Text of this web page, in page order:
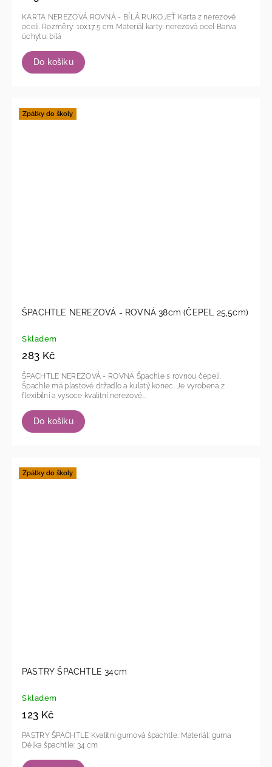
Do košíku
KARTA NEREZOVÁ ROVNÁ - BÍLÁ RUKOJEŤ Karta z nerezové
oceli. Rozměry: 10x17,5 cm Materiál karty: nerezová ocel Barva
úchytu: bílá
Zpátky do školy
ŠPACHTLE NEREZOVÁ - ROVNÁ 38cm (ČEPEL 25,5cm)
Skladem
283 Kč
Do košíku
ŠPACHTLE NEREZOVÁ - ROVNÁ Špachle s rovnou čepelí.
Špachle má plastové držadlo a kulatý konec. Je vyrobena z
flexibilní a vysoce kvalitní nerezové...
Zpátky do školy
PASTRY ŠPACHTLE 34cm
Skladem
123 Kč
PASTRY ŠPACHTLE Kvalitní gumová špachtle. Materiál: guma